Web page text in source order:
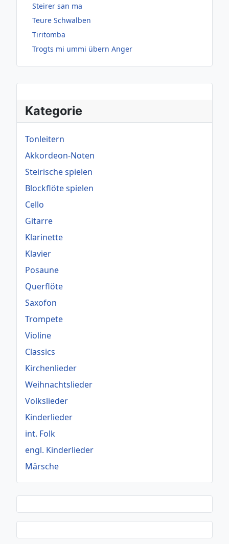
Kategorie
Tonleitern
Akkordeon-Noten
Steirische spielen
Blockflöte spielen
Cello
Gitarre
Klarinette
Klavier
Posaune
Querflöte
Saxofon
Trompete
Violine
Classics
Kirchenlieder
Weihnachtslieder
Volkslieder
Kinderlieder
int. Folk
engl. Kinderlieder
Märsche
Steirer san ma
Teure Schwalben
Tiritomba
Trogts mi ummi übern Anger